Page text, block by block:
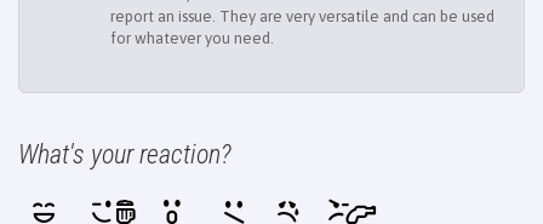
report an issue. They are very versatile and can be used
for whatever you need.
What's your reaction?